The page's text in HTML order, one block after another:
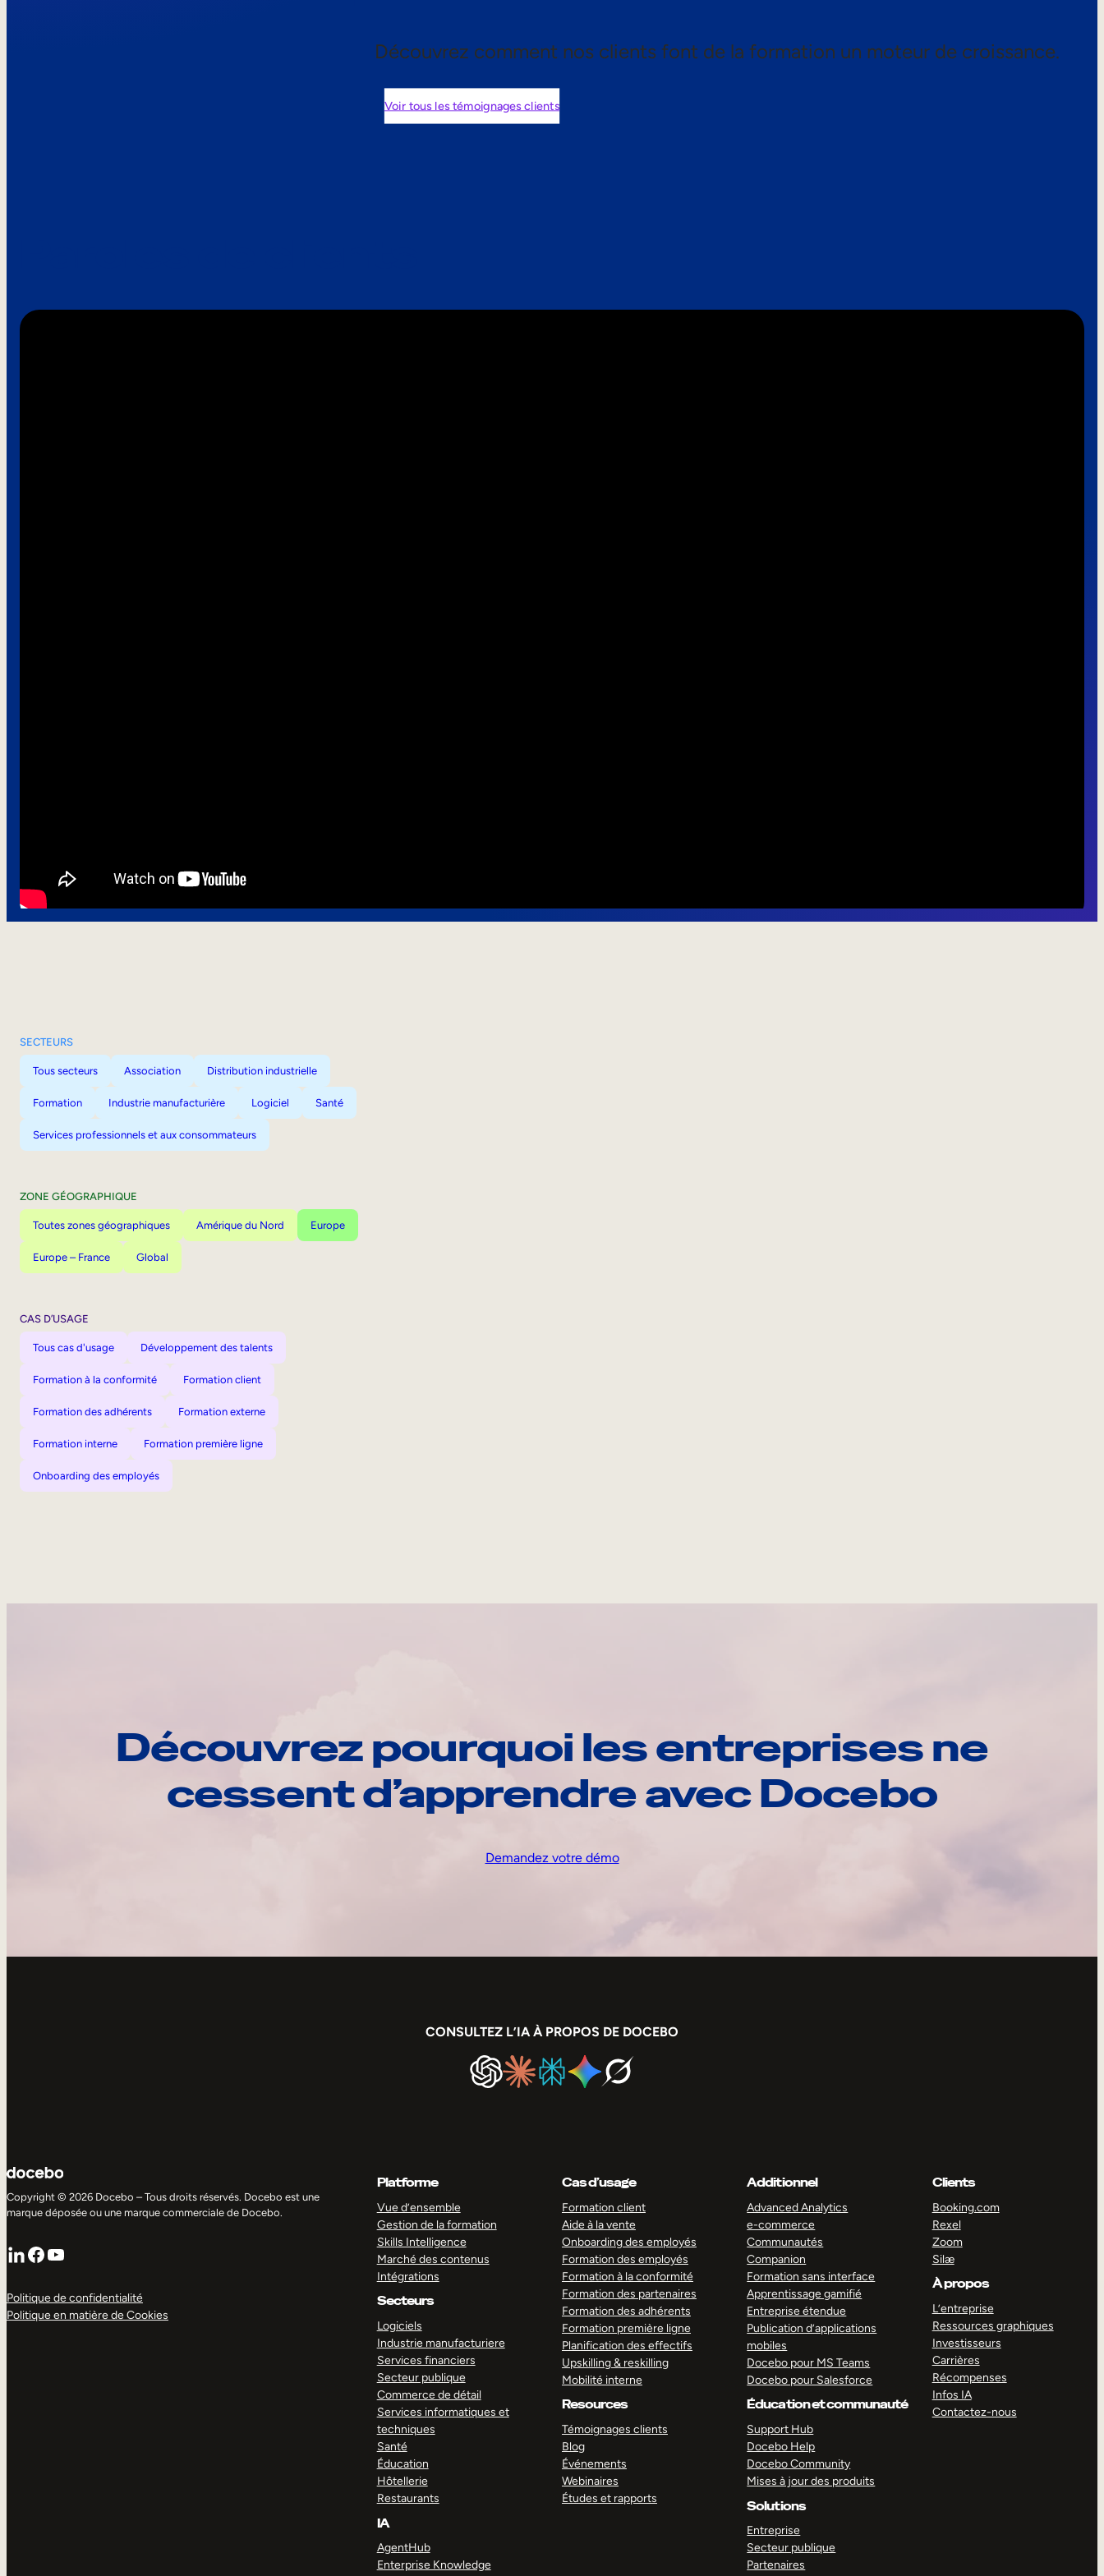
Découvrez comment nos clients font de la formation un moteur de croissance.
Voir tous les témoignages clients
SECTEURS
Tous secteurs Association Distribution industrielle
Formation Industrie manufacturière Logiciel Santé
Services professionnels et aux consommateurs
ZONE GÉOGRAPHIQUE
Toutes zones géographiques Amérique du Nord Europe
Europe – France Global
CAS D’USAGE
Tous cas d'usage Développement des talents
Formation à la conformité Formation client
Formation des adhérents Formation externe
Formation interne Formation première ligne
Onboarding des employés
Découvrez pourquoi les entreprises ne
cessent d’apprendre avec Docebo
Demandez votre démo
CONSULTEZ L’IA À PROPOS DE DOCEBO
Copyright © 2026 Docebo – Tous droits réservés. Docebo est une
marque déposée ou une marque commerciale de Docebo.
LinkedIn
Facebook
YouTube
Politique de confidentialité
Politique en matière de Cookies
Platforme
Vue d’ensemble
Gestion de la formation
Skills Intelligence
Marché des contenus
Intégrations
Secteurs
Logiciels
Industrie manufacturiere
Services financiers
Secteur publique
Commerce de détail
Services informatiques et
techniques
Santé
Éducation
Hôtellerie
Restaurants
IA
AgentHub
Enterprise Knowledge
Cas d’usage
Formation client
Aide à la vente
Onboarding des employés
Formation des employés
Formation à la conformité
Formation des partenaires
Formation des adhérents
Formation première ligne
Planification des effectifs
Upskilling & reskilling
Mobilité interne
Resources
Témoignages clients
Blog
Événements
Webinaires
Études et rapports
Additionnel
Advanced Analytics
e-commerce
Communautés
Companion
Formation sans interface
Apprentissage gamifié
Entreprise étendue
Publication d’applications
mobiles
Docebo pour MS Teams
Docebo pour Salesforce
Éducation et communauté
Support Hub
Docebo Help
Docebo Community
Mises à jour des produits
Solutions
Entreprise
Secteur publique
Partenaires
Clients
Booking.com
Rexel
Zoom
Silæ
À propos
L’entreprise
Ressources graphiques
Investisseurs
Carrières
Récompenses
Infos IA
Contactez-nous